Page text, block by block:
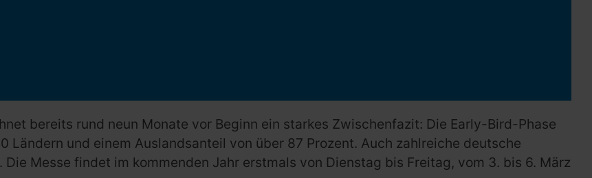
bereits rund neun Monate vor Beginn ein starkes Zwischenfazit: Die Early-Bird-Phase
Ländern und einem Auslandsanteil von über 87 Prozent. Auch zahlreiche deutsche
Messe findet im kommenden Jahr erstmals von Dienstag bis Freitag, vom 3. bis 6. März